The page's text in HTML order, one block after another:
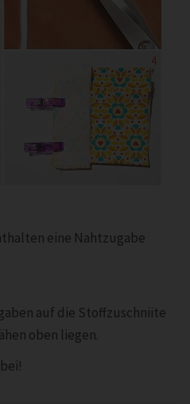
eine Nahtzugabe
auf die Stoffzuschniite
oben liegen.